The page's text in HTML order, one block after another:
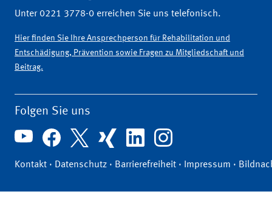
Unter 0221 3778-0 erreichen Sie uns telefonisch.
Hier finden Sie Ihre Ansprechperson für Rehabilitation und
Entschädigung, Prävention sowie Fragen zu Mitgliedschaft und
Beitrag.
Folgen Sie uns
Kontakt · Datenschutz · Barrierefreiheit · Impressum ·